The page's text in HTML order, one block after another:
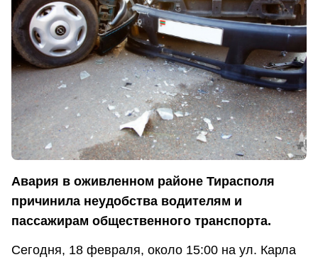
Авария в оживленном районе Тирасполя
причинила неудобства водителям и
пассажирам общественного транспорта.
Сегодня, 18 февраля, около 15:00 на ул. Карла